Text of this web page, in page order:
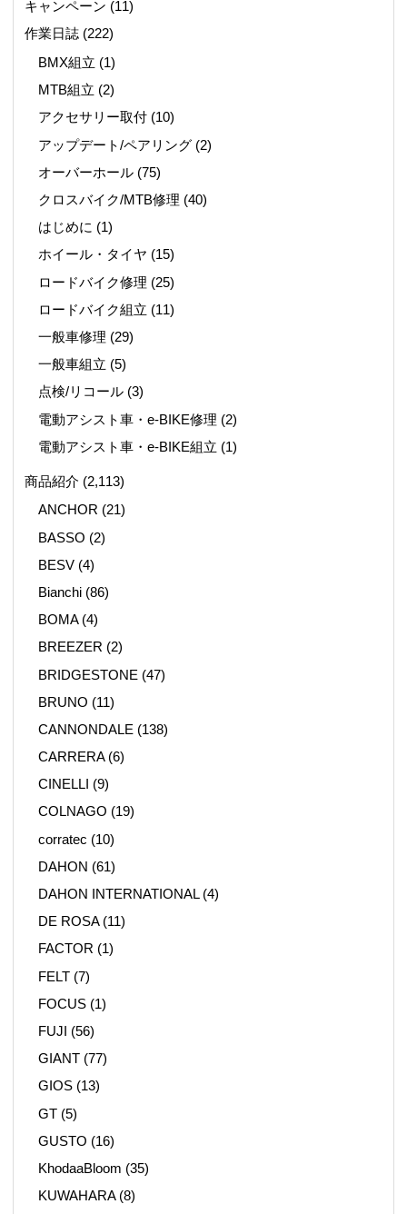
キャンペーン (11)
作業日誌(222)
BMX組立 (1)
MTB組立 (2)
アクセサリー取付 (10)
アップデート/ペアリング (2)
オーバーホール (75)
クロスバイク/MTB修理 (40)
はじめに (1)
ホイール・タイヤ (15)
ロードバイク修理 (25)
ロードバイク組立 (11)
一般車修理 (29)
一般車組立 (5)
点検/リコール (3)
電動アシスト車・e-BIKE修理 (2)
電動アシスト車・e-BIKE組立 (1)
商品紹介 (2,113)
ANCHOR (21)
BASSO (2)
BESV (4)
Bianchi (86)
BOMA(4)
BREEZER (2)
BRIDGESTONE (47)
BRUNO (11)
CANNONDALE (138)
CARRERA(6)
CINELLI (9)
COLNAGO (19)
corratec (10)
DAHON (61)
DAHON INTERNATIONAL(4)
DE ROSA(11)
FACTOR (1)
FELT (7)
FOCUS (1)
FUJI (56)
GIANT (77)
GIOS (13)
GT (5)
GUSTO (16)
KhodaaBloom (35)
KUWAHARA(8)